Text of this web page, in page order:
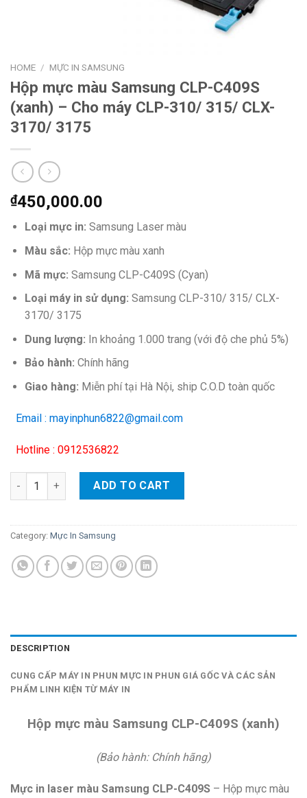
HOME / MỰC IN SAMSUNG
Hộp mực màu Samsung CLP-C409S
(xanh) – Cho máy CLP-310/ 315/ CLX-
3170/ 3175
₫450,000.00
Loại mực in: Samsung Laser màu
Màu sắc: Hộp mực màu xanh
Mã mực: Samsung CLP-C409S (Cyan)
Loại máy in sử dụng: Samsung CLP-310/ 315/ CLX-
3170/ 3175
Dung lượng: In khoảng 1.000 trang (với độ che phủ 5%)
Bảo hành: Chính hãng
Giao hàng: Miễn phí tại Hà Nội, ship C.O.D toàn quốc
Email : mayinphun6822@gmail.com
Hotline : 0912536822
Hộp mực màu Samsung CLP-C409S (xanh) – Cho máy CLP-
ADD TO CART
Category: Mực In Samsung
DESCRIPTION
CUNG CẤP MÁY IN PHUN MỰC IN PHUN GIÁ GỐC VÀ CÁC SẢN
PHẨM LINH KIỆN TỪ MÁY IN
Hộp mực màu Samsung CLP-C409S (xanh)
(Bảo hành: Chính hãng)
Mực in laser màu Samsung CLP-C409S – Hộp mực màu